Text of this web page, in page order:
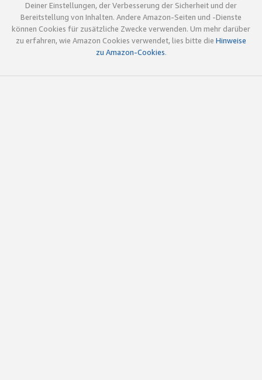
Deiner Einstellungen, der Verbesserung der Sicherheit und der
Bereitstellung von Inhalten. Andere Amazon-Seiten und -Dienste
können Cookies für zusätzliche Zwecke verwenden. Um mehr darüber
zu erfahren, wie Amazon Cookies verwendet, lies bitte die Hinweise
zu Amazon-Cookies.